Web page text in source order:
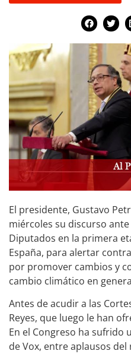
El presidente, Gustavo
miércoles su discurso
Diputados en la primera
España, para alertar
por promover cambios y
cambio climático en
Antes de acudir a las
Reyes, que luego le han
En el Congreso ha sufrido
de Vox, entre aplausos del